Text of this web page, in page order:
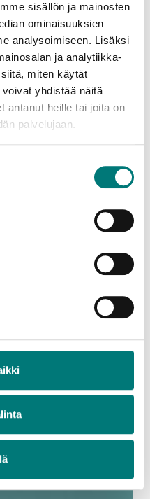
sisällön ja mainosten
ominaisuuksien
analysoimiseen. Lisäksi
ja analytiikka-
miten käytät
yhdistää näitä
antanut heille tai joita on
palvelujaan.
koskevat
sekä yritysten
ja
erillisiltä
sekä jäteasemilla
hyödynnetään
2014 alkaen jäte on
jätevoimalassa.